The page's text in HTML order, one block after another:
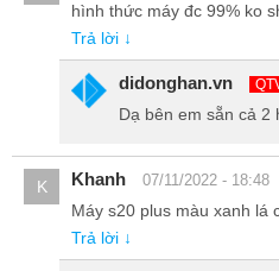
máy có khả năng sạc cho các thiết
hình thức máy đc 99% ko
Trả lời ↓
didonghan.vn
Dạ bên em sẵn cả 2
K Khanh 07/11/2022 - 18:48
Máy s20 plus màu xanh lá
Trả lời ↓